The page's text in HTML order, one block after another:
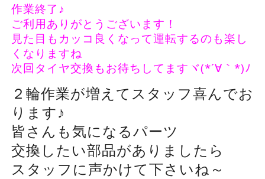
作業終了♪
ご利用ありがとうございます！
見た目もカッコ良くなって運転するのも楽し
くなりますね
次回タイヤ交換もお待ちしてますヾ(*´∀｀*)ﾉ
２輪作業が増えてスタッフ喜んでお
ります♪
皆さんも気になるパーツ
交換したい部品がありましたら
スタッフに声かけて下さいね～